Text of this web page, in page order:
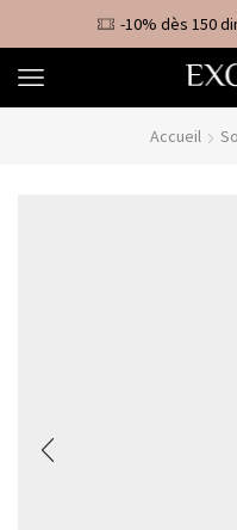
-10% dès 150
Accueil